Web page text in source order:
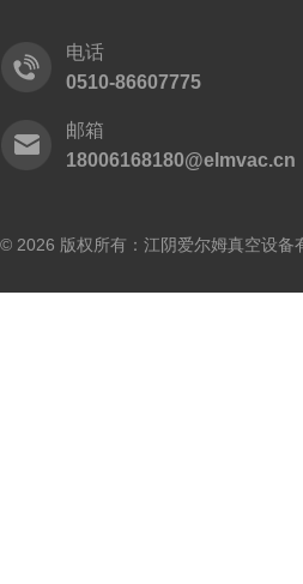
电话
0510-86607775
邮箱
18006168180@elmvac.cn
© 2026 版权所有：江阴爱尔姆真空设备